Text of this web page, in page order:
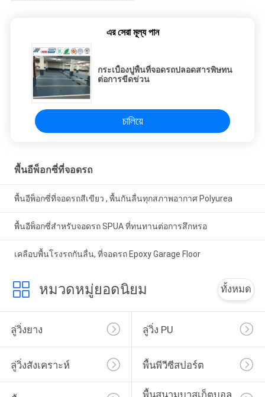
এর সেরা মূল্য পান
กระเบื้องปูพื้นที่จอดรถปลอดสารพิษทน
ต่อการขีดข่วน
চালিয়ে
พื้นอีพ็อกซี่ที่จอดรถ
พื้นอีพ็อกซี่ที่จอดรถสีเขียว , พื้นกันลื่นทุกสภาพอากาศ Polyurea
พื้นอีพ็อกซี่สำหรับจอดรถ SPUA ที่ทนทานต่อการสึกหรอ
เคลือบพื้นโรงรถกันลื่น, ที่จอดรถ Epoxy Garage Floor
หมวดหมู่ยอดนิยม ทั้งหมด
ลู่วิ่งยาง ลู่วิ่ง PU
ลู่วิ่งสังเคราะห์ พื้นพีวีซีสปอร์ต
พื้นสนามบาสเก็ตบอล